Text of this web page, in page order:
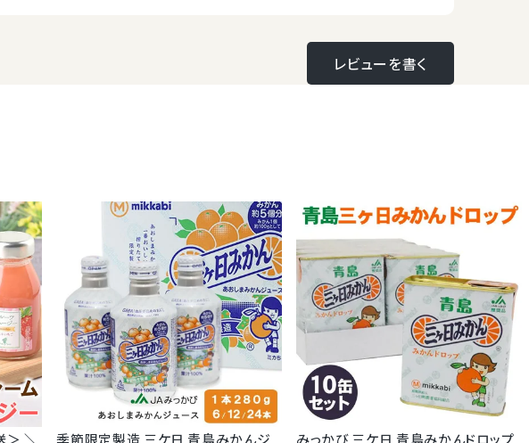
レビューを書く
＞ ＼
季節限定製造 三ケ日 青島みかんジ
みっかび 三ケ日 青島みかんドロップ